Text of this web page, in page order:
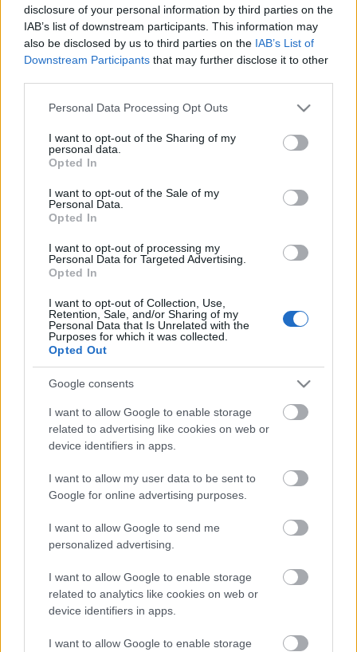
disclosure of your personal information by third parties on the
IAB’s list of downstream participants. This information may
also be disclosed by us to third parties on the IAB’s List of
Downstream Participants that may further disclose it to other
Please note that this website/app uses one or more Google
not limited to your visit or usage behaviour. You may click to
grant or deny consent to Google and its third-party tags to
use your data for below specified purposes in below Google
consent section.
Personal Data Processing Opt Outs
I want to opt-out of the Sharing of my
personal data.
Opted In
I want to opt-out of the Sale of my
Personal Data.
Opted In
I want to opt-out of processing my
Personal Data for Targeted Advertising.
Opted In
I want to opt-out of Collection, Use,
Retention, Sale, and/or Sharing of my
Personal Data that Is Unrelated with the
Purposes for which it was collected.
Opted Out
Google consents
I want to allow Google to enable storage
related to advertising like cookies on web or
device identifiers in apps.
I want to allow my user data to be sent to
Google for online advertising purposes.
I want to allow Google to send me
personalized advertising.
I want to allow Google to enable storage
related to analytics like cookies on web or
device identifiers in apps.
I want to allow Google to enable storage
Aktuális
Paks II.: Mit jelent az 5. blokk új
árnyékában?
másodfokúra csökken a riasztás
HIRDETÉS
Megérkezett az eső a Duna
Fontos a postaládákba költöző
széncinegék védelme